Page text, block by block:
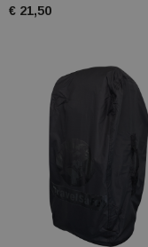
€ 21,50